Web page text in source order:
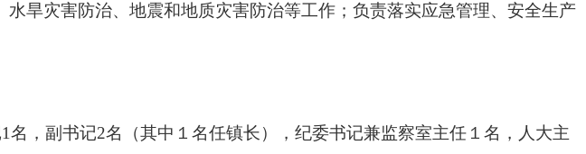
旱灾害防治、地震和地质灾害防治等工作；负责落实应急管理、安全生产
名，副书记2名（其中１名任镇长），纪委书记兼监察室主任１名，人大主